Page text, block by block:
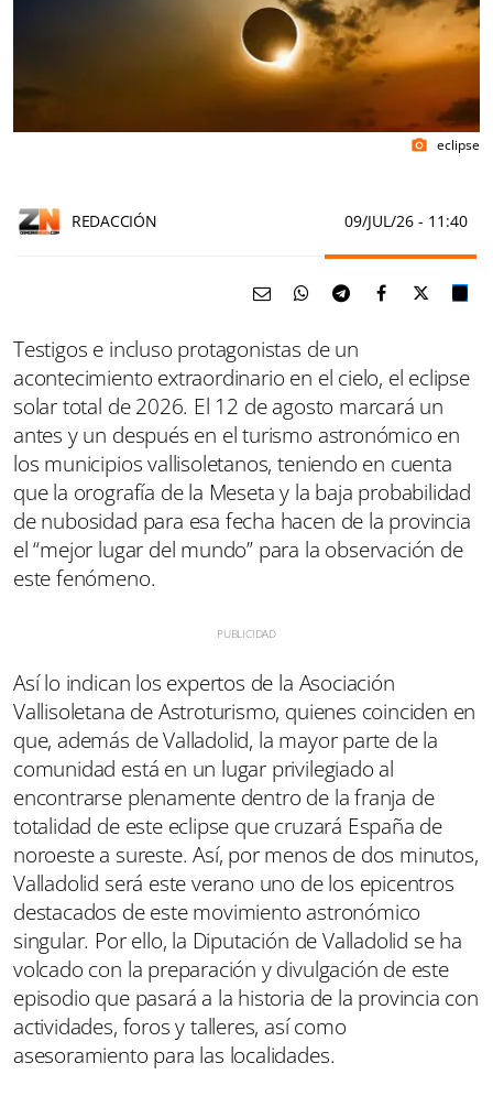
photo_camera eclipse
REDACCIÓN 09/JUL/26 - 11:40
Testigos e incluso protagonistas de un
acontecimiento extraordinario en el cielo, el eclipse
solar total de 2026. El 12 de agosto marcará un
antes y un después en el turismo astronómico en
los municipios vallisoletanos, teniendo en cuenta
que la orografía de la Meseta y la baja probabilidad
de nubosidad para esa fecha hacen de la provincia
el “mejor lugar del mundo” para la observación de
este fenómeno.
Así lo indican los expertos de la Asociación
Vallisoletana de Astroturismo, quienes coinciden en
que, además de Valladolid, la mayor parte de la
comunidad está en un lugar privilegiado al
encontrarse plenamente dentro de la franja de
totalidad de este eclipse que cruzará España de
noroeste a sureste. Así, por menos de dos minutos,
Valladolid será este verano uno de los epicentros
destacados de este movimiento astronómico
singular. Por ello, la Diputación de Valladolid se ha
volcado con la preparación y divulgación de este
episodio que pasará a la historia de la provincia con
actividades, foros y talleres, así como
asesoramiento para las localidades.